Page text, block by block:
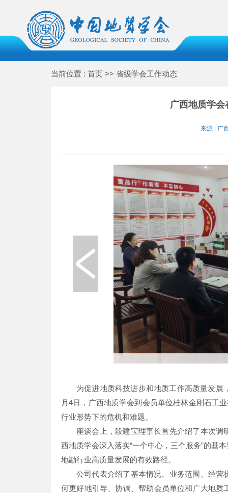
当前位置 : 首页 >> 省级学会工作动态
广西地质学会
来源 : 广
为促进地质科技进步和地质工作高质量发
月4日，广西地质学会到会员单位桂林金刚石工
行业形势下的危机和难题。
座谈会上，段建宝理事长首先介绍了本次
西地质学会深入落实“一个中心，三个服务”的基
地勘行业高质量发展的有效路径。
公司代表介绍了基本情况、业务范围、经
何更好地引导、协调、帮助会员单位和广大地